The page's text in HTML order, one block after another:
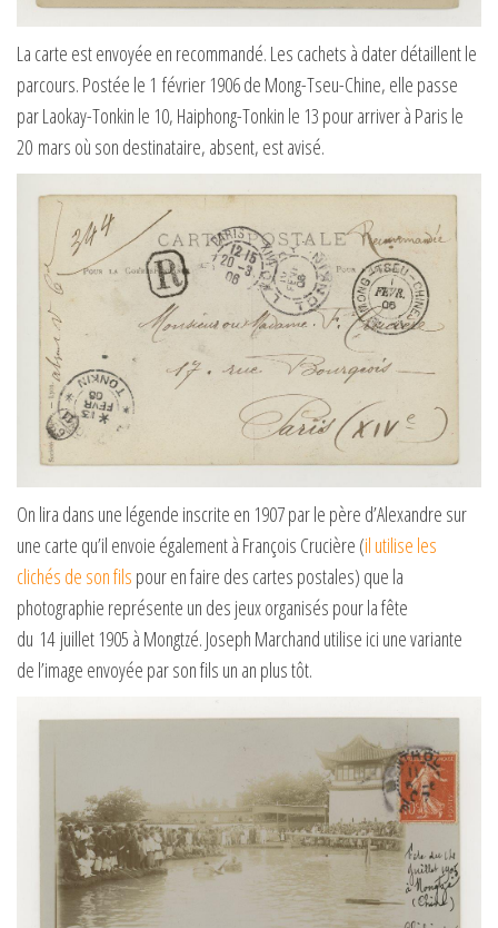
La carte est envoyée en recommandé. Les cachets à dater détaillent le
parcours. Postée le 1 février 1906 de Mong-Tseu-Chine, elle passe
par Laokay-Tonkin le 10, Haiphong-Tonkin le 13 pour arriver à Paris le
20 mars où son destinataire, absent, est avisé.
On lira dans une légende inscrite en 1907 par le père d’Alexandre sur
une carte qu’il envoie également à François Crucière (il utilise les
clichés de son fils pour en faire des cartes postales) que la
photographie représente un des jeux organisés pour la fête
du 14 juillet 1905 à Mongtzé. Joseph Marchand utilise ici une variante
de l’image envoyée par son fils un an plus tôt.